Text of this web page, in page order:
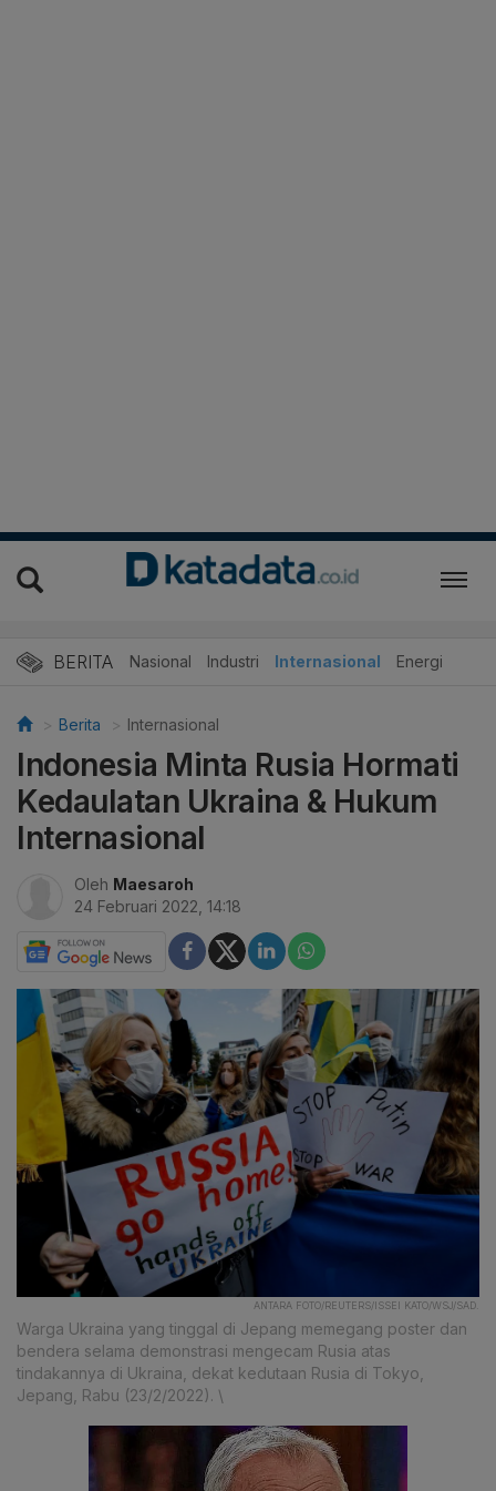
BERITA Nasional Industri Internasional Energi
Berita Internasional
Indonesia Minta Rusia Hormati
Kedaulatan Ukraina & Hukum
Internasional
Oleh Maesaroh
24 Februari 2022, 14:18
ANTARA FOTO/REUTERS/ISSEI KATO/WSJ/SAD.
Warga Ukraina yang tinggal di Jepang memegang poster dan
bendera selama demonstrasi mengecam Rusia atas
tindakannya di Ukraina, dekat kedutaan Rusia di Tokyo,
Jepang, Rabu (23/2/2022). \